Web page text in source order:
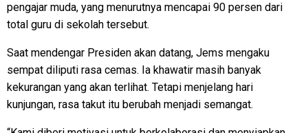
pengajar muda, yang menurutnya mencapai 90 persen dari
total guru di sekolah tersebut.
Saat mendengar Presiden akan datang, Jems mengaku
sempat diliputi rasa cemas. Ia khawatir masih banyak
kekurangan yang akan terlihat. Tetapi menjelang hari
kunjungan, rasa takut itu berubah menjadi semangat.